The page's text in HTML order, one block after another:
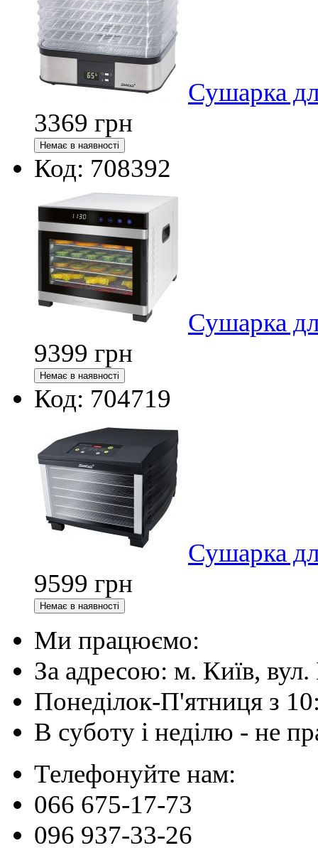
Сушарка
3369 грн
Код: 708392
Сушарка
9399 грн
Код: 704719
Сушарка
9599 грн
Ми працюємо:
За адресою: м. Київ, вул.
Понеділок-П'ятниця з
В суботу і неділю - не
Телефонуйте нам:
066 675-17-73
096 937-33-26